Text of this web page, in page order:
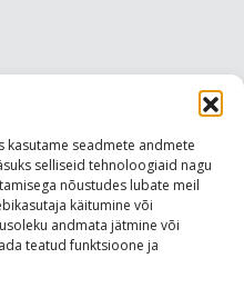
kasutame seadmete andmete
selliseid tehnoloogiaid nagu
nõustudes lubate meil
käitumine või
andmata jätmine või
teatud funktsioone ja